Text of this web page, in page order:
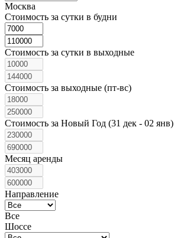
Москва
Стоимость за сутки в будни
Стоимость за сутки в выходные
Стоимость за выходные (пт-вс)
Стоимость за Новый Год (31 дек - 02 янв)
Месяц аренды
Направление
Все
Шоссе